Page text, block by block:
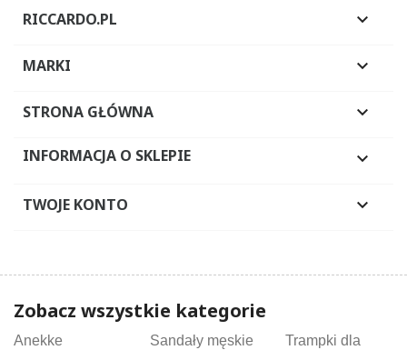
RICCARDO.PL 
MARKI 
STRONA GŁÓWNA 
INFORMACJA O SKLEPIE 
TWOJE KONTO 
Zobacz wszystkie kategorie
Anekke Sandały męskie
Trampki dla